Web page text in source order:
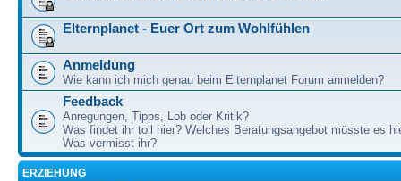
Elternplanet - Euer Ort zum Wohlfühlen
Anmeldung
Wie kann ich mich genau beim Elternplanet Forum anmelden?
Feedback
Anregungen, Tipps, Lob oder Kritik?
Was findet ihr toll hier? Welches Beratungsangebot müsste es
Was vermisst ihr?
ERZIEHUNG